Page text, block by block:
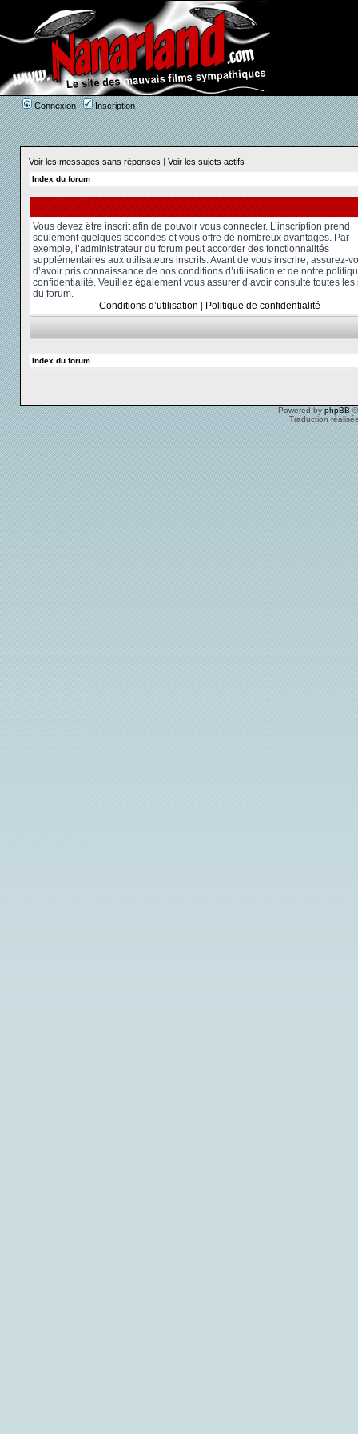
Connexion Inscription
Voir les messages sans réponses | Voir les sujets actifs
Index du forum
Vous devez être inscrit afin de pouvoir vous connecter. L’inscription prend
seulement quelques secondes et vous offre de nombreux avantages. Par
exemple, l’administrateur du forum peut accorder des fonctionnalités
supplémentaires aux utilisateurs inscrits. Avant de vous inscrire, assurez-
d’avoir pris connaissance de nos conditions d’utilisation et de notre
confidentialité. Veuillez également vous assurer d’avoir consulté toutes les
du forum.
Conditions d’utilisation
Politique de confidentialité
Index du forum
Powered byphpBB©
Traduction